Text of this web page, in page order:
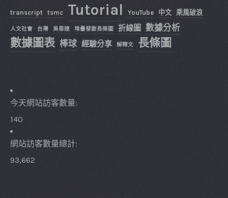
transcript tsmc Tutorial YouTube 中文 乘風破浪
人文社會 台灣 吳恩達 堆疊發散長條圖 折線圖 數據分析
數據圖表 棒球 經驗分享 解釋文 長條圖
今天網站訪客數量:
140
網站訪客數量總計:
93,662